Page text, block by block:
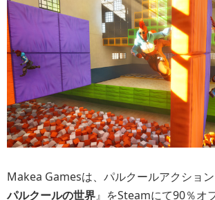
Makea Gamesは、パルクールアクショ
パルクールの世界』をSteamにて90％オ